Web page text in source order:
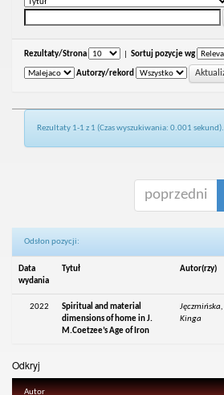
Rezultaty/Strona Sortuj pozycje wg
Autorzy/rekord
Rezultaty 1-1 z 1 (Czas wyszukiwania: 0.001 sekund).
poprzedni
Odsłon pozycji:
Data
wydania
Tytuł Autor(rzy)
2022
Spiritual and material
dimensions of home in J.
M.Coetzee’s Age of Iron
Jęczmińska,
Kinga
Odkryj
Autor